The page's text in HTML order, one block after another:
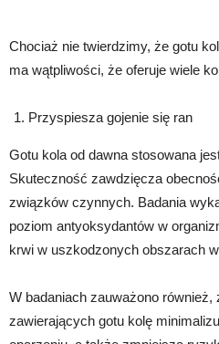
Chociaż nie twierdzimy, że gotu
ma wątpliwości, że oferuje wiele
Przyspiesza gojenie się ran
Gotu kola od dawna stosowana
Skuteczność zawdzięcza
związków czynnych. Badania
poziom antyoksydantów w
krwi w uszkodzonych obszarach
W badaniach zauważono
zawierających gotu kolę